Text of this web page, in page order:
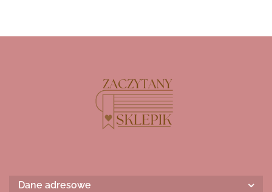
Dane adresowe